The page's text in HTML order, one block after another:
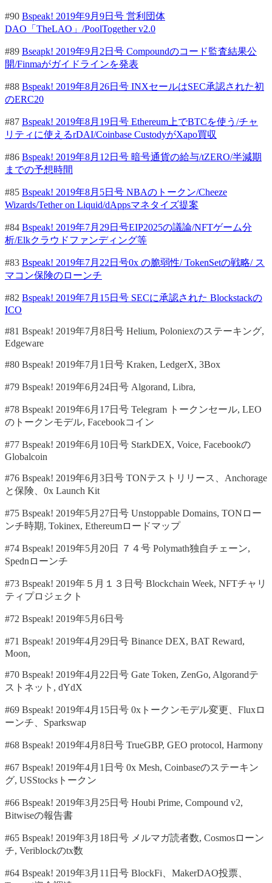
#90 Bspeak! 2019年9月9日号 営利団体
DAO「TheLAO」/PoolTogether v2.0
#89 Bseapk! 2019年9月2日号 Compoundのコード監査結果公
開/Finmaがガイドラインを発表
#88 Bspeak! 2019年8月26日号 INXセールはSEC承認された初
のERC20
#87 Bspeak! 2019年8月19日号 Ethereum上でBTCを使う/チャ
リティに使えるrDAI/Coinbase CustodyがXapo買収
#86 Bspeak! 2019年8月12日号 暗号通貨の給与/tZERO/半減期
までの予想時間
#85 Bspeak! 2019年8月5日号 NBAのトークン/Cheeze
Wizards/Tether on Liquid/dAppsマネタイズ提案
#84 Bspeak! 2019年7月29日号EIP2025の議論/NFTゲーム分
析/Elkクラウドファンディング等
#83 Bspeak! 2019年7月22日号0x の脆弱性/ TokenSetの戦略/ ス
マコン保険のローンチ
#82 Bspeak! 2019年7月15日号 SECに承認された Blockstackの
ICO
#81 Bspeak! 2019年7月8日号 Helium, Poloniexのステーキング,
Edgeware
#80 Bspeak! 2019年7月1日号 Kraken, LedgerX, 3Box
#79 Bspeak! 2019年6月24日号 Algorand, Libra,
#78 Bspeak! 2019年6月17日号 Telegram トークンセール, LEO
のトークンモデル, Facebookコイン
#77 Bspeak! 2019年6月10日号 StarkDEX, Voice, Facebookの
Globalcoin
#76 Bspeak! 2019年6月3日号 TONテストリリース、Anchorage
と保険、0x Launch Kit
#75 Bspeak! 2019年5月27日号 Unstoppable Domains, TONロー
ンチ時期, Tokinex, Ethereumロードマップ
#74 Bspeak! 2019年5月20日 ７４号 Polymath独自チェーン,
Spednローンチ
#73 Bspeak! 2019年５月１３日号 Blockchain Week, NFTチャリ
ティプロジェクト
#72 Bspeak! 2019年5月6日号
#71 Bspeak! 2019年4月29日号 Binance DEX, BAT Reward,
Moon,
#70 Bspeak! 2019年4月22日号 Gate Token, ZenGo, Algorandテ
ストネット, dYdX
#69 Bspeak! 2019年4月15日号 0xトークンモデル変更、Fluxロ
ーンチ、Sparkswap
#68 Bspeak! 2019年4月8日号 TrueGBP, GEO protocol, Harmony
#67 Bspeak! 2019年4月1日号 0x Mesh, Coinbaseのステーキン
グ, USStocksトークン
#66 Bspeak! 2019年3月25日号 Houbi Prime, Compound v2,
Bitwiseの報告書
#65 Bspeak! 2019年3月18日号 メルマガ読者数, Cosmosローン
チ, Veriblockのtx数
#64 Bspeak! 2019年3月11日号 BlockFi、MakerDAO投票、